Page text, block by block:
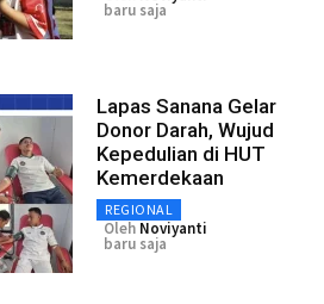
baru saja
Lapas Sanana Gelar
Donor Darah, Wujud
Kepedulian di HUT
Kemerdekaan
REGIONAL
Oleh Noviyanti
baru saja